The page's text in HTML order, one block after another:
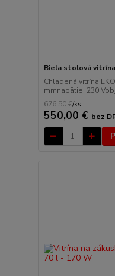
Biela stolová
Chladená vitrína
mmnapätie: 230
676,50 €/ks
550,00 € bez